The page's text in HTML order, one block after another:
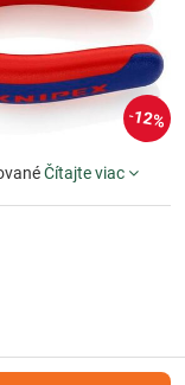
12%
Čítajte viac